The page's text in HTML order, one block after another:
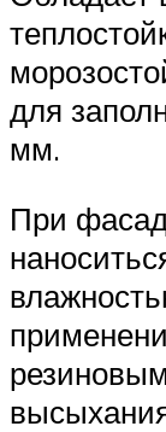
для
мм.
При